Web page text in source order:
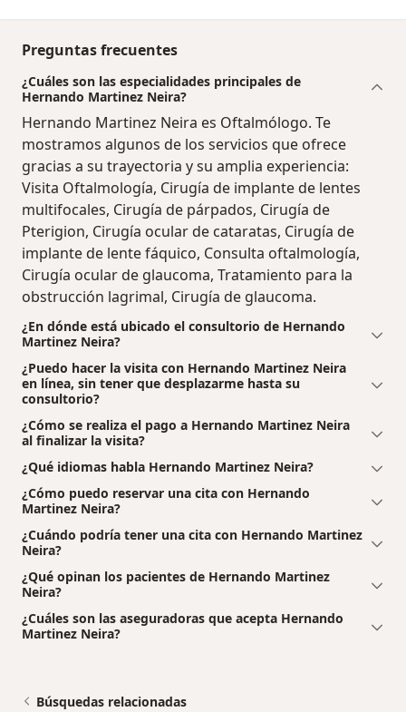
Preguntas frecuentes
¿Cuáles son las especialidades principales de
Hernando Martinez Neira?
Hernando Martinez Neira es Oftalmólogo. Te
mostramos algunos de los servicios que ofrece
gracias a su trayectoria y su amplia experiencia:
Visita Oftalmología, Cirugía de implante de lentes
multifocales, Cirugía de párpados, Cirugía de
Pterigion, Cirugía ocular de cataratas, Cirugía de
implante de lente fáquico, Consulta oftalmología,
Cirugía ocular de glaucoma, Tratamiento para la
obstrucción lagrimal, Cirugía de glaucoma.
¿En dónde está ubicado el consultorio de Hernando
Martinez Neira?
¿Puedo hacer la visita con Hernando Martinez Neira
en línea, sin tener que desplazarme hasta su
consultorio?
¿Cómo se realiza el pago a Hernando Martinez Neira
al finalizar la visita?
¿Qué idiomas habla Hernando Martinez Neira?
¿Cómo puedo reservar una cita con Hernando
Martinez Neira?
¿Cuándo podría tener una cita con Hernando Martinez
Neira?
¿Qué opinan los pacientes de Hernando Martinez
Neira?
¿Cuáles son las aseguradoras que acepta Hernando
Martinez Neira?
Búsquedas relacionadas